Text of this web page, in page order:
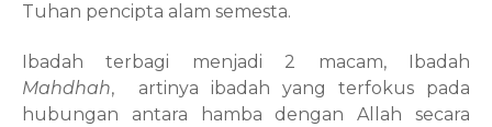
Tuhan pencipta alam semesta.
Ibadah terbagi menjadi 2 macam, Ibadah
Mahdhah,
artinya ibadah yang terfokus pada
hubungan antara hamba dengan Allah secara